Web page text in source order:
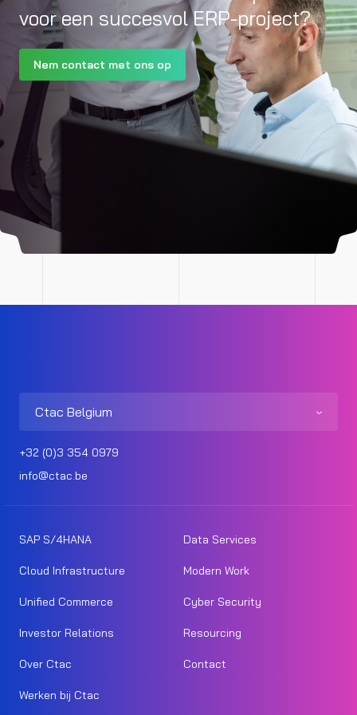
voor een succesvol ERP-project?
Nem contact met ons op
Ctac Belgium
+32 (0)3 354 0979
info@ctac.be
SAP S/4HANA Data Services
Cloud Infrastructure Modern Work
Unified Commerce Cyber Security
Investor Relations Resourcing
Over Ctac Contact
Werken bij Ctac